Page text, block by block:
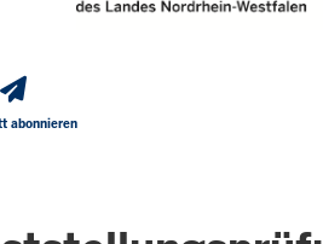
abonnieren